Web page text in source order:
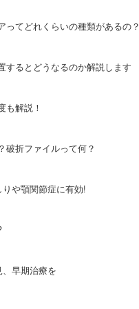
ってどれくらいの種類があるの？
するとどうなるのか解説します
も解説！
破折ファイルって何？
や顎関節症に有効!
早期治療を